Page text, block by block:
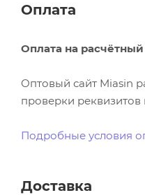
Оплата
Оплата на
Оптовый сайт Miasin
проверки реквизитов
Подробные условия
Доставка